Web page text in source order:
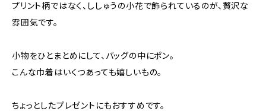
プリント柄ではなく、ししゅうの小花で飾られているのが、贅沢な
雰囲気です。
小物をひとまとめにして、バッグの中にポン。
こんな巾着はいくつあっても嬉しいもの。
ちょっとしたプレゼントにもおすすめです。